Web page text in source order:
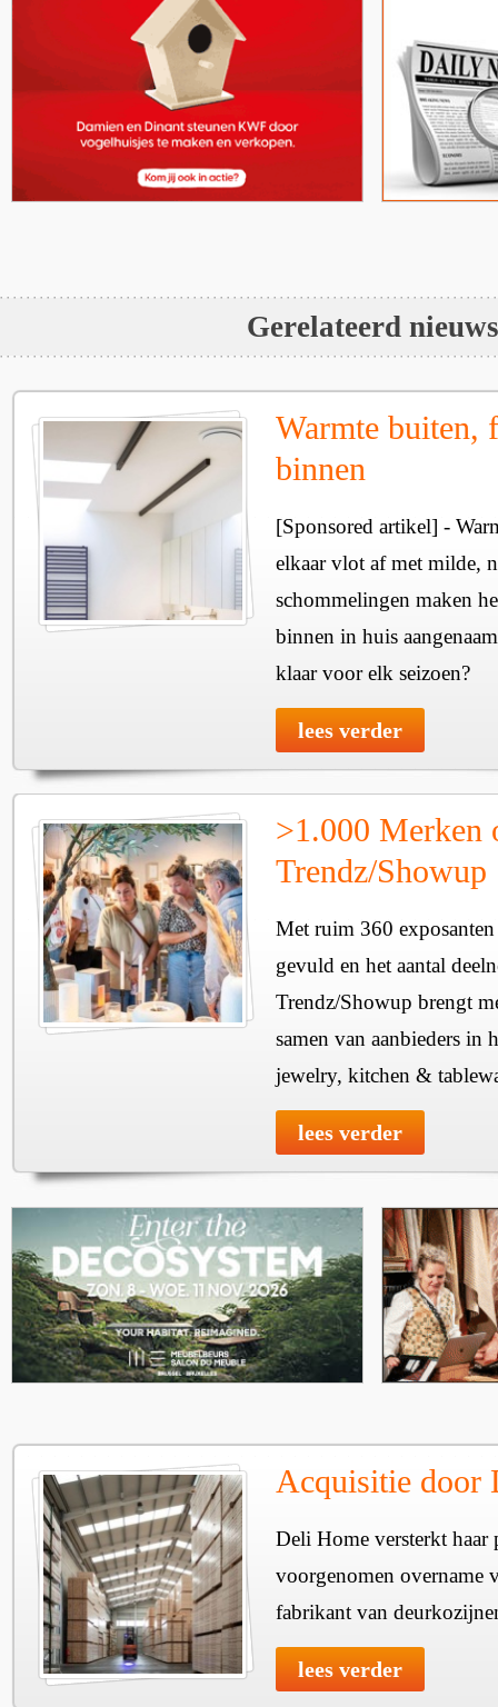
Gerelateerd nieuws
Warmte buiten,
binnen
[Sponsored artikel] -
elkaar vlot af met milde,
schommelingen maken
binnen in huis
klaar voor elk seizoen?
lees verder
>1.000 Merken
Trendz/Showup
Met ruim 360
gevuld en het aantal
Trendz/Showup brengt
samen van aanbieders in
jewelry, kitchen &
lees verder
Acquisitie door
Deli Home versterkt haar
voorgenomen overname
fabrikant van
lees verder